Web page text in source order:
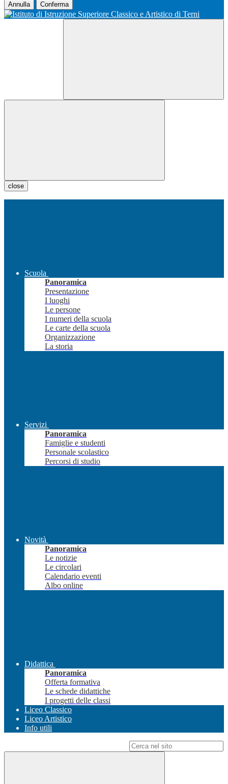
Annulla Conferma
close
Scuola
Panoramica
Presentazione
I luoghi
Le persone
I numeri della scuola
Le carte della scuola
Organizzazione
La storia
Servizi
Panoramica
Famiglie e studenti
Personale scolastico
Percorsi di studio
Novità
Panoramica
Le notizie
Le circolari
Calendario eventi
Albo online
Didattica
Panoramica
Offerta formativa
Le schede didattiche
I progetti delle classi
Liceo Classico
Liceo Artistico
Info utili